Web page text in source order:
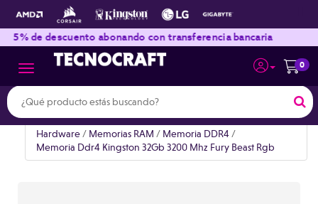
0
Toggle navigation
descuento abonando con transferencia bancaria
Hardware / Memorias RAM / Memoria DDR4 /
Memoria Ddr4 Kingston 32Gb 3200 Mhz Fury Beast Rgb